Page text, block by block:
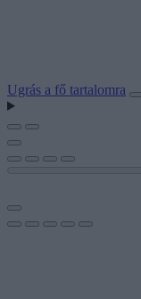
Ugrás a fő tartalomra